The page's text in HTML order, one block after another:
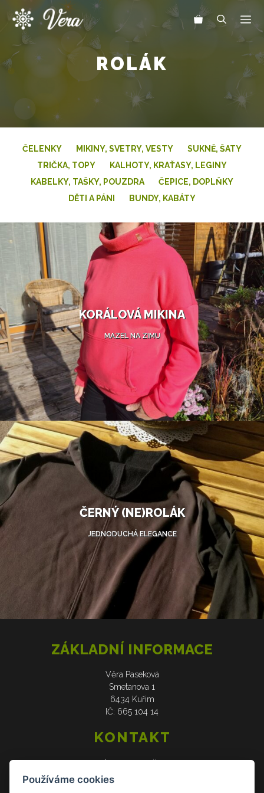
Přeskočit
obsah
ROLÁK
ČELENKY MIKINY, SVETRY, VESTY
SUKNĚ, ŠATY
TRIČKA, TOPY
KALHOTY, KRAŤASY, LEGINY
KABELKY, TAŠKY, POUZDRA
ČEPICE, DOPLŇKY
DĚTI A PÁNI
BUNDY, KABÁTY
KORÁLOVÁ MIKINA
MAZEL NA ZIMU
ČERNÝ (NE)ROLÁK
JEDNODUCHÁ ELEGANCE
ZÁKLADNÍ INFORMACE
Věra Paseková
Smetanova 1
6434 Kuřim
IČ: 665 104 14
KONTAKT
web: www.verasije.cz
email: obchudek@verasije.cz
Používáme cookies